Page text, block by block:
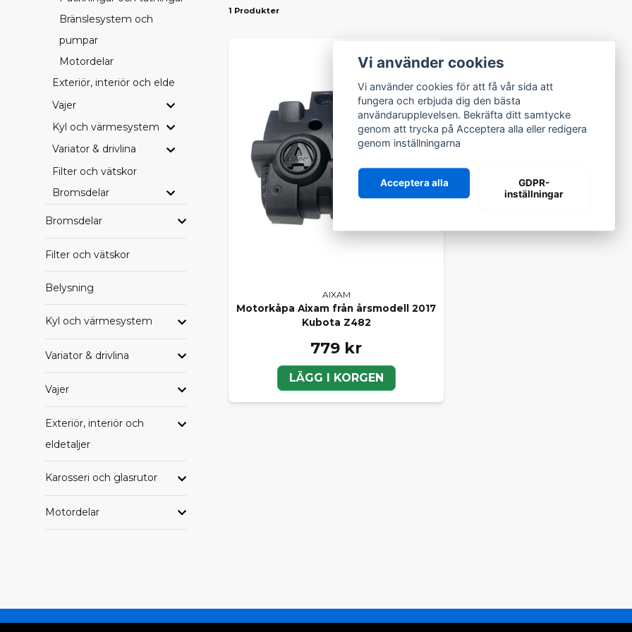
Bränslesystem och
pumpar
Motordelar
Exteriör, interiör och eldetaljer
Vajer
Kyl och värmesystem
Variator & drivlina
Filter och vätskor
Bromsdelar
Bromsdelar
Filter och vätskor
Belysning
Kyl och värmesystem
Variator & drivlina
Vajer
Exteriör, interiör och
eldetaljer
Karosseri och glasrutor
Motordelar
– från äldre årsmodeller till dagens modeller. Här hittar du allt
SE HELA VÅRT SORTIMENT FÖR
Vill du bläddra bland samtliga delar till din modell? Här hittar dualla
leverans direkt från vårt lager.
HITTAR DU INTE RÄTT DEL?
Saknar du en specifik originaldel i webbutiken? Kontakta oss gärna så
beställa hem rätt del. Vi arbetar dagligen med både privatpersoner och
1 Produkter
AIXAM
Motorkåpa Aixam från årsmodell 2017
Kubota Z482
779 kr
LÄGG I KORGEN
Vi använder cookies
Vi använder cookies för att få vår sida att
fungera och erbjuda dig den bästa
användarupplevelsen. Bekräfta ditt samtycke
genom att trycka på Acceptera alla eller redigera
genom inställningarna
Acceptera alla
GDPR-
inställningar